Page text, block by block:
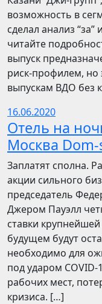
возможность в
сделал анализ “за”
читайте
выпуск
риск-профилем, но
выпускам ВДО без
16.06.2020
Отель на
Москва
Заплатят сполна.
акции сильного
председатель
Джером Пауэлл
ставки
будущем будут
необходимо для
под ударом
рабочих мест,
кризиса. […]